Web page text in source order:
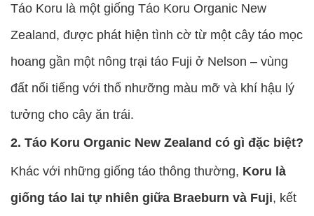
Táo Koru là một giống Táo Koru Organic New
Zealand, được phát hiện tình cờ từ một cây táo mọc
hoang gần một nông trại táo Fuji ở Nelson – vùng
đất nổi tiếng với thổ nhưỡng màu mỡ và khí hậu lý
tưởng cho cây ăn trái.
2. Táo Koru Organic New Zealand có gì đặc biệt?
Khác với những giống táo thông thường, Koru là
giống táo lai tự nhiên giữa Braeburn và Fuji, kết